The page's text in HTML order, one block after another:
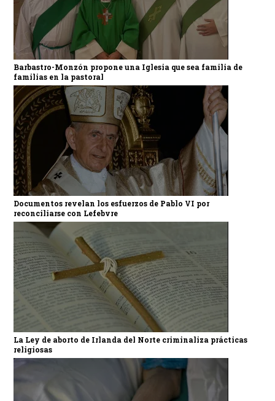
Barbastro-Monzón propone una Iglesia que sea familia de
familias en la pastoral
Documentos revelan los esfuerzos de Pablo VI por
reconciliarse con Lefebvre
La Ley de aborto de Irlanda del Norte criminaliza prácticas
religiosas